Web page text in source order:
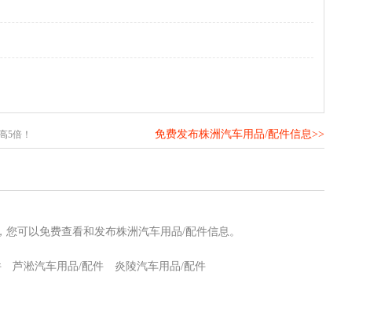
5倍！ 免费发布株洲汽车用品/配件信息>>
可以免费查看和发布株洲汽车用品/配件信息。
芦淞汽车用品/配件
炎陵汽车用品/配件